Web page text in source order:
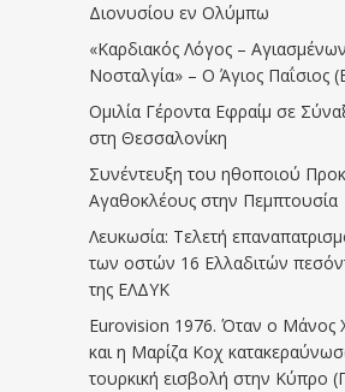
Διονυσίου εν Ολύμπω
«Καρδιακός Λόγος –
Νοσταλγία» – Ο Άγιος Παΐσιος
Ομιλία Γέροντα Εφραίμ σε
στη Θεσσαλονίκη
Συνέντευξη του ηθοποιού
Αγαθοκλέους στην Πεμπτουσία
Λευκωσία: Τελετή
των οστών 16 Ελλαδιτών
της ΕΛΔΥΚ
Eurovision 1976. Όταν ο Μάνος
και η Μαρίζα Κοχ
τουρκική εισβολή στην Κύπρο